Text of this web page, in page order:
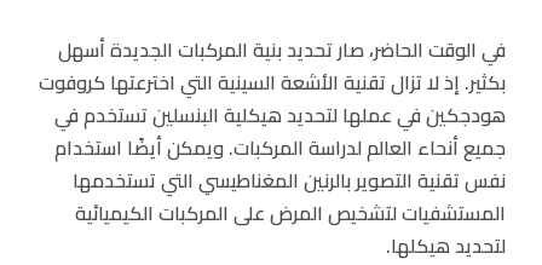
في الوقت الحاضر، صار تحديد بنية المركبات الجديدة أسهل
بكثير. إذ لا تزال تقنية الأشعة السينية التي اخترعتها كروفوت
هودجكين في عملها لتحديد هيكلية البنسلين تستخدم في
جميع أنحاء العالم لدراسة المركبات. ويمكن أيضًا استخدام
نفس تقنية التصوير بالرنين المغناطيسي التي تستخدمها
المستشفيات لتشخيص المرض على المركبات الكيميائية
لتحديد هيكلها.